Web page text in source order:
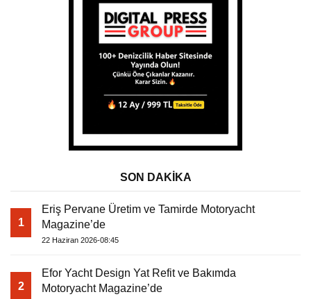
SON DAKİKA
1
Eriş Pervane Üretim ve Tamirde Motoryacht
Magazine’de
22 Haziran 2026-08:45
2
Efor Yacht Design Yat Refit ve Bakımda
Motoryacht Magazine’de